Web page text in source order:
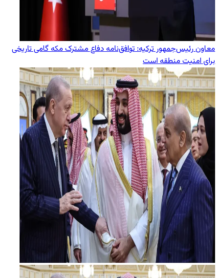
معاون رئیس‌جمهور ترکیه: توافق‌نامه دفاع مشترک مکه گامی تاریخی
برای امنیت منطقه است